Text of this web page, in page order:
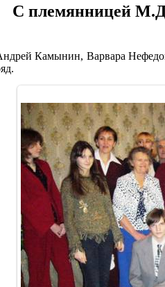
С племянницей
Камынин, Варвара